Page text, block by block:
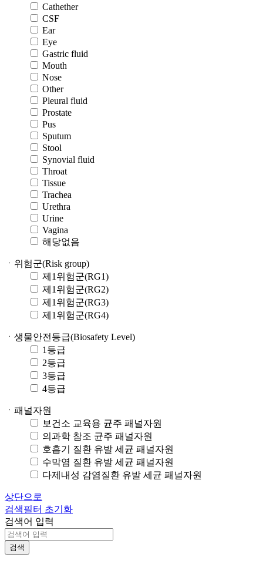
Cathether
CSF
Ear
Eye
Gastric fluid
Mouth
Nose
Other
Pleural fluid
Prostate
Pus
Sputum
Stool
Synovial fluid
Throat
Tissue
Trachea
Urethra
Urine
Vagina
해당없음
ㆍ위험군(Risk group)
제1위험군(RG1)
제1위험군(RG2)
제1위험군(RG3)
제1위험군(RG4)
ㆍ생물안전등급(Biosafety Level)
1등급
2등급
3등급
4등급
ㆍ패널자원
보건소 교육용 균주 패널자원
의과학 참조 균주 패널자원
호흡기 질환 유발 세균 패널자원
수막염 질환 유발 세균 패널자원
다제내성 감염질환 유발 세균 패널자원
상단으로
검색필터 초기화
검색어 입력